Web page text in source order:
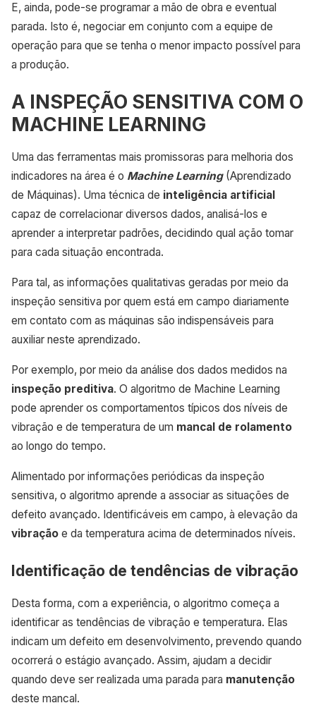
E, ainda, pode-se programar a mão de obra e eventual
parada. Isto é, negociar em conjunto com a equipe de
operação para que se tenha o menor impacto possível para
a produção.
A INSPEÇÃO SENSITIVA COM O
MACHINE LEARNING
Uma das ferramentas mais promissoras para melhoria dos
indicadores na área é o Machine Learning (Aprendizado
de Máquinas). Uma técnica de inteligência artificial
capaz de correlacionar diversos dados, analisá-los e
aprender a interpretar padrões, decidindo qual ação tomar
para cada situação encontrada.
Para tal, as informações qualitativas geradas por meio da
inspeção sensitiva por quem está em campo diariamente
em contato com as máquinas são indispensáveis para
auxiliar neste aprendizado.
Por exemplo, por meio da análise dos dados medidos na
inspeção preditiva. O algoritmo de Machine Learning
pode aprender os comportamentos típicos dos níveis de
vibração e de temperatura de um mancal de rolamento
ao longo do tempo.
Alimentado por informações periódicas da inspeção
sensitiva, o algoritmo aprende a associar as situações de
defeito avançado. Identificáveis em campo, à elevação da
vibração e da temperatura acima de determinados níveis.
Identificação de tendências de vibração
Desta forma, com a experiência, o algoritmo começa a
identificar as tendências de vibração e temperatura. Elas
indicam um defeito em desenvolvimento, prevendo quando
ocorrerá o estágio avançado. Assim, ajudam a decidir
quando deve ser realizada uma parada para manutenção
deste mancal.